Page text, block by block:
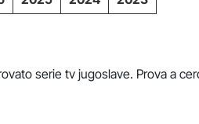
serie tv jugoslave. Prova a